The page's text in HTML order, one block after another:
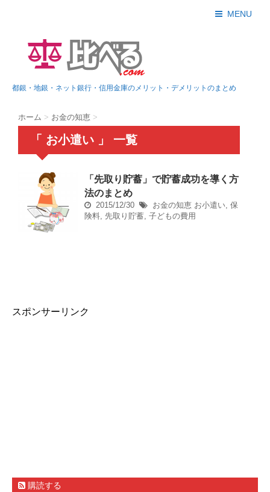
MENU
都銀・地銀・ネット銀行・信用金庫のメリット・デメリットのまとめ
ホーム > お金の知恵 >
「 お小遣い 」 一覧
「先取り貯蓄」で貯蓄成功を導く方
法のまとめ
2015/12/30 お金の知恵 お小遣い, 保
険料, 先取り貯蓄, 子どもの費用
スポンサーリンク
購読する